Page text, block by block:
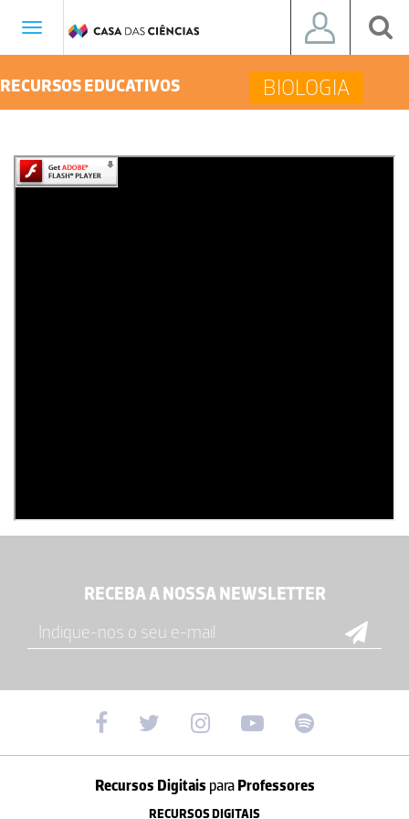
Toggle
RECURSOS EDUCATIVOS BIOLOGIA
RECEBA A NOSSA NEWSLETTER
Recursos Digitais paraProfessores
RECURSOS DIGITAIS